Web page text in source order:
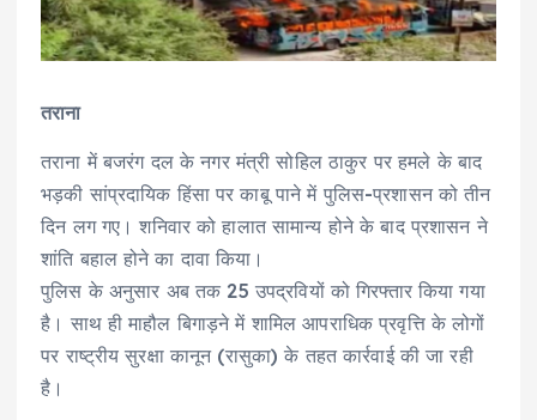
तराना
तराना में बजरंग दल के नगर मंत्री सोहिल ठाकुर पर हमले के बाद
भड़की सांप्रदायिक हिंसा पर काबू पाने में पुलिस-प्रशासन को तीन
दिन लग गए। शनिवार को हालात सामान्य होने के बाद प्रशासन ने
शांति बहाल होने का दावा किया।
पुलिस के अनुसार अब तक 25 उपद्रवियों को गिरफ्तार किया गया
है। साथ ही माहौल बिगाड़ने में शामिल आपराधिक प्रवृत्ति के लोगों
पर राष्ट्रीय सुरक्षा कानून (रासुका) के तहत कार्रवाई की जा रही
है।